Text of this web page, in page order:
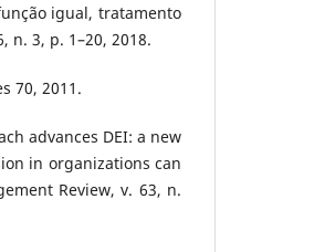
igual, tratamento
n. 3, p. 1–20, 2018.
70, 2011.
advances DEI: a new
in organizations can
Review, v. 63, n.